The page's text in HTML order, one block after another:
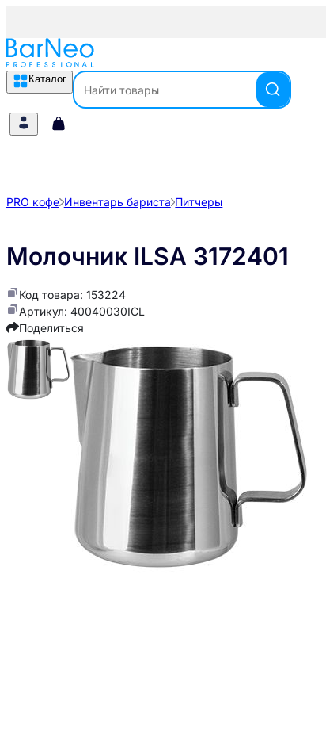
Каталог
PRO кофе Инвентарь бариста Питчеры
Молочник ILSA 3172401
Код товара: 153224
Артикул: 40040030ICL
Поделиться